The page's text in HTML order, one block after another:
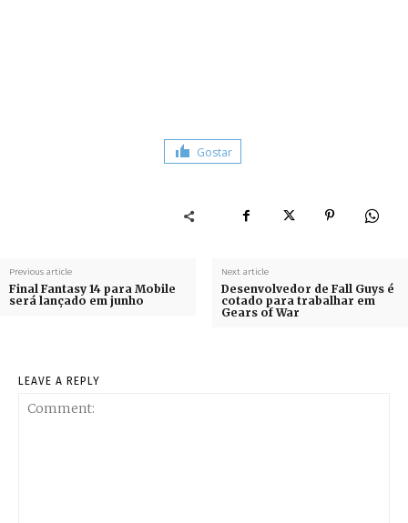
Gostar
Previous article
Final Fantasy 14 para Mobile
será lançado em junho
Next article
Desenvolvedor de Fall Guys é
cotado para trabalhar em
Gears of War
LEAVE A REPLY